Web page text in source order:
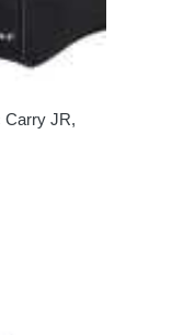
Carry JR,